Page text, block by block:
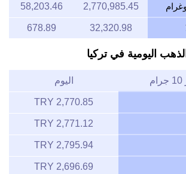
2,770,985.45
58,203.46
32,320.98
678.89
اليومية في تركيا
اليوم
2,770.85 TRY
2,771.12 TRY
2,795.94 TRY
2,696.69 TRY